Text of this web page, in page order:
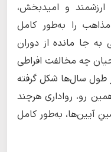
و امیدبخش،
را به‌طور کامل
جا مانده از دوران
چه مخالفت افراطی
طول سال‌ها شکل گرفته
رو، رواداری هرچند
آیین‌ها، به‌طور کامل